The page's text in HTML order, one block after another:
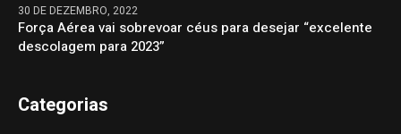
30 DE DEZEMBRO, 2022
Força Aérea vai sobrevoar céus para desejar “excelente
descolagem para 2023”
Categorias